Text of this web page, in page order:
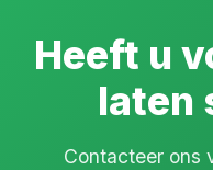
Heeft u
laten
Contacteer ons